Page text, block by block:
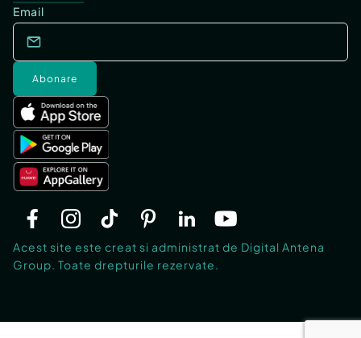
Email
Abonare
Acest site este creat si administrat de Digital Antena
Group. Toate drepturile rezervate.